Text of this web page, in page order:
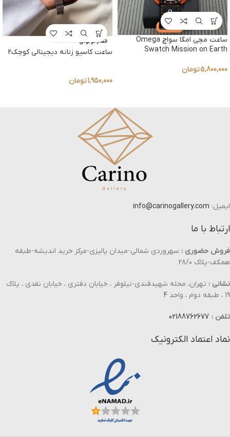
ساعت مچی امگا سواچ Omega
Swatch Mission on Earth
5,800,000تومان
اتمام موجودی
ساعت کاسیو زنانه دیجیتالی کوچک2
1,950,000تومان
ایمیل: info@carinogallery.com
ارتباط با ما
فروش حضوری : سهروردی شمالی-میدان پالیزی-مرکز خرید اندیشه-طبقه
همکف-پلاک ۲۸/۰
نشانی : تهران، محله شهیدقندی-نیلوفر ، خیابان دفتری ، خیابان نقدی ، پلاک
19 ، طبقه دوم ، واحد 4
تلفن : 02188762677
نماد اعتماد الکترونیک